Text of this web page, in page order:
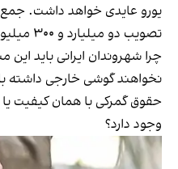
یورو عایدی خواهد داشت.
تصویب دو میلیارد و ۳۰۰ میلیون یورو است.
چرا شهروندان ایرانی باید این
نخواهند گوشی خارجی داشته
حقوق گمرکی با همان کیفیت
وجود دارد؟